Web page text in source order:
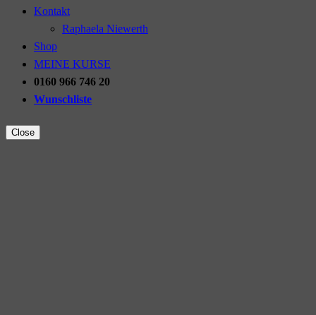
Kontakt
Raphaela Niewerth
Shop
MEINE KURSE
0160 966 746 20
Wunschliste
Close